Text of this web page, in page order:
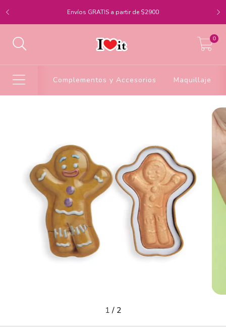
Envíos GRATIS a partir de $2900
0
Complementos y Accesorios Maquillaje
1/ 2